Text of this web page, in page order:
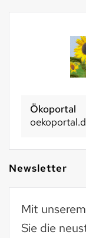
Basel 2030
Newsletter
Mit
Sie die